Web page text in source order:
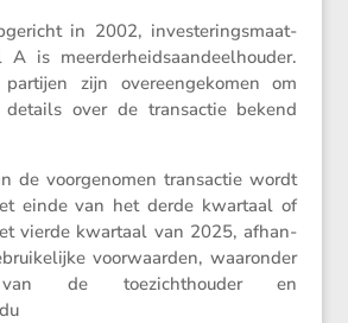
in 2002, inves­te­rings­maat­
A is meerder­heids­aan­deel­houder.
zijn overeen­ge­komen om
over de trans­actie bekend
de voorge­nomen trans­actie wordt
einde van het derde kwartaal of
vierde kwartaal van 2025, afhan­
voorwaarden, waaronder
van de toezicht­houder en